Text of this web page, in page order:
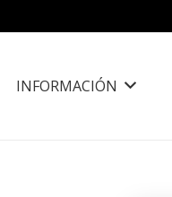
INFORMACIÓN